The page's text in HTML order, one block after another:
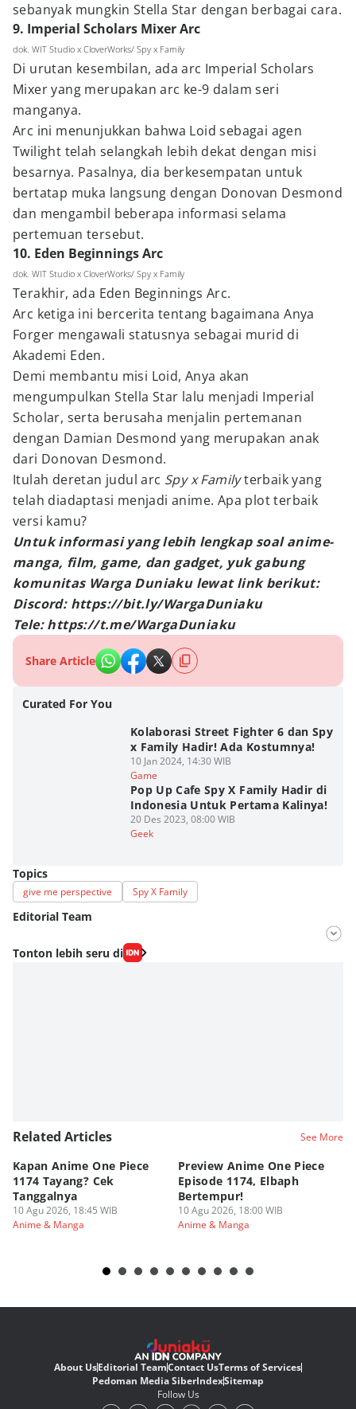
sebanyak mungkin Stella Star dengan berbagai cara.
9. Imperial Scholars Mixer Arc
dok. WIT Studio x CloverWorks/ Spy x Family
Di urutan kesembilan, ada arc Imperial Scholars
Mixer yang merupakan arc ke-9 dalam seri
manganya.
Arc ini menunjukkan bahwa Loid sebagai agen
Twilight telah selangkah lebih dekat dengan misi
besarnya. Pasalnya, dia berkesempatan untuk
bertatap muka langsung dengan Donovan Desmond
dan mengambil beberapa informasi selama
pertemuan tersebut.
10. Eden Beginnings Arc
dok. WIT Studio x CloverWorks/ Spy x Family
Terakhir, ada Eden Beginnings Arc.
Arc ketiga ini bercerita tentang bagaimana Anya
Forger mengawali statusnya sebagai murid di
Akademi Eden.
Demi membantu misi Loid, Anya akan
mengumpulkan Stella Star lalu menjadi Imperial
Scholar, serta berusaha menjalin pertemanan
dengan Damian Desmond yang merupakan anak
dari Donovan Desmond.
Itulah deretan judul arc Spy x Familyterbaik yang
telah diadaptasi menjadi anime. Apa plot terbaik
versi kamu?
Untuk informasi yang lebih lengkap soal anime-
manga, film, game, dan gadget, yuk gabung
komunitas Warga Duniaku lewat link berikut:
Discord: https://bit.ly/WargaDuniaku
Tele: https://t.me/WargaDuniaku
Share Article
Curated For You
Kolaborasi Street Fighter 6 dan Spy
x Family Hadir! Ada Kostumnya!
10 Jan 2024, 14:30 WIB
Game
Pop Up Cafe Spy X Family Hadir di
Indonesia Untuk Pertama Kalinya!
20 Des 2023, 08:00 WIB
Geek
Topics
give me perspective Spy X Family
Editorial Team
Editor
Fahrul Razi Uni Nurullah
Tonton lebih seru di
Related Articles See More
Kapan Anime One Piece
1174 Tayang? Cek
Tanggalnya
10 Agu 2026, 18:45 WIB
Anime & Manga
Preview Anime One Piece
Episode 1174, Elbaph
Bertempur!
10 Agu 2026, 18:00 WIB
Anime & Manga
About UsEditorial TeamContact UsTerms of Services
Pedoman Media SiberIndexSitemap
Follow Us